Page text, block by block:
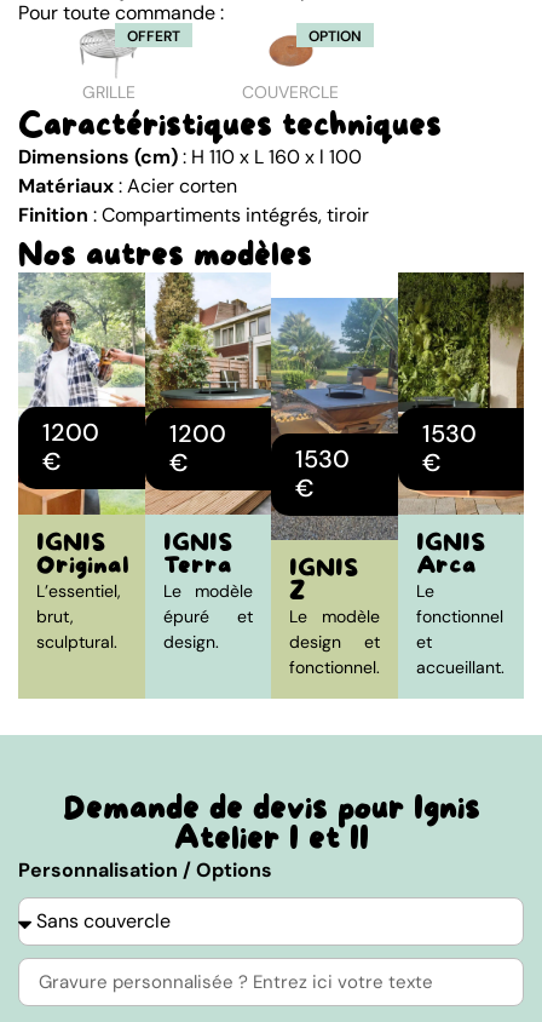
Pour toute commande :
GRILLE
OFFERT
COUVERCLE
OPTION
Caractéristiques techniques
Dimensions (cm): H 110 x L 160 x l 100
Matériaux: Acier corten
Finition : Compartiments intégrés, tiroir
Nos autres modèles
IGNIS
Original
L’essentiel,
brut,
sculptural.
1200
€
IGNIS
Terra
Le modèle
épuré et
design.
1200
€
IGNIS
Z
Le modèle
design et
fonctionnel.
1530
€
IGNIS
Arca
Le
fonctionnel
et
accueillant.
1530
€
Demande de devis pour Ignis
Atelier I et II
Personnalisation / Options